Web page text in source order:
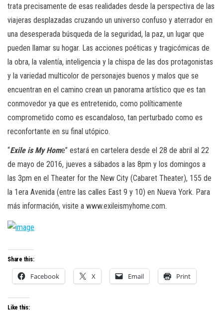
trata precisamente de esas realidades desde la perspectiva de las
viajeras desplazadas cruzando un universo confuso y aterrador en
una desesperada búsqueda de la seguridad, la paz, un lugar que
pueden llamar su hogar. Las acciones poéticas y tragicómicas de
la obra, la valentía, inteligencia y la chispa de las dos protagonistas
y la variedad multicolor de personajes buenos y malos que se
encuentran en el camino crean un panorama artístico que es tan
conmovedor ya que es entretenido, como políticamente
comprometido como es escandaloso, tan perturbado como es
reconfortante en su final utópico.
“Exile is My Home” estará en cartelera desde el 28 de abril al 22
de mayo de 2016, jueves a sábados a las 8pm y los domingos a
las 3pm en el Theater for the New City (Cabaret Theater), 155 de
la 1era Avenida (entre las calles East 9 y 10) en Nueva York. Para
más información, visite a www.exileismyhome.com.
Share this:
Facebook X Email Print
Like this: